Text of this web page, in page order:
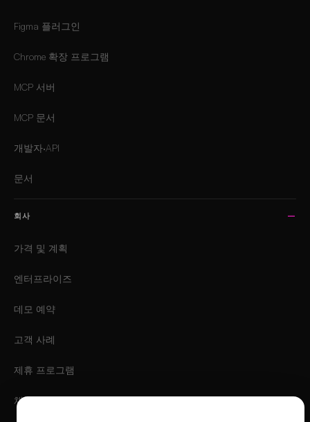
Figma 플러그인
Chrome 확장 프로그램
MCP 서버
MCP 문서
개발자·API
문서
회사
가격 및 계획
엔터프라이즈
데모 예약
고객 사례
제휴 프로그램
채용